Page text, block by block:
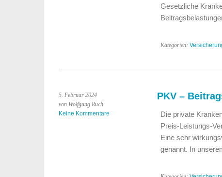
Gesetzliche
Kategorien:
5. Februar 2024
von Wolfgang Ruch
Keine Kommentare
PKV –
Die private
Preis-Leistungs-
Eine sehr
genannt. In